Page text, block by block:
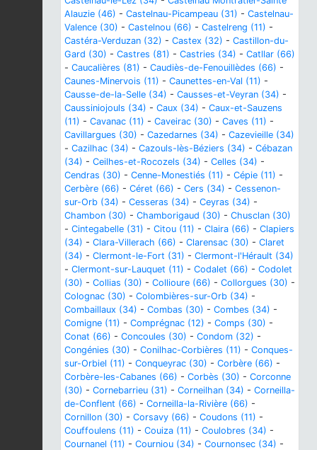
Alauzie (46) - Castelnau-Picampeau (31) - Castelnau-
Valence (30) - Castelnou (66) - Castelreng (11) -
Castéra-Verduzan (32) - Castex (32) - Castillon-du-
Gard (30) - Castres (81) - Castries (34) - Catllar (66)
- Caucalières (81) - Caudiès-de-Fenouillèdes (66) -
Caunes-Minervois (11) - Caunettes-en-Val (11) -
Causse-de-la-Selle (34) - Causses-et-Veyran (34) -
Caussiniojouls (34) - Caux (34) - Caux-et-Sauzens
(11) - Cavanac (11) - Caveirac (30) - Caves (11) -
Cavillargues (30) - Cazedarnes (34) - Cazevieille (34)
- Cazilhac (34) - Cazouls-lès-Béziers (34) - Cébazan
(34) - Ceilhes-et-Rocozels (34) - Celles (34) -
Cendras (30) - Cenne-Monestiés (11) - Cépie (11) -
Cerbère (66) - Céret (66) - Cers (34) - Cessenon-
sur-Orb (34) - Cesseras (34) - Ceyras (34) -
Chambon (30) - Chamborigaud (30) - Chusclan (30)
- Cintegabelle (31) - Citou (11) - Claira (66) - Clapiers
(34) - Clara-Villerach (66) - Clarensac (30) - Claret
(34) - Clermont-le-Fort (31) - Clermont-l'Hérault (34)
- Clermont-sur-Lauquet (11) - Codalet (66) - Codolet
(30) - Collias (30) - Collioure (66) - Collorgues (30) -
Colognac (30) - Colombières-sur-Orb (34) -
Combaillaux (34) - Combas (30) - Combes (34) -
Comigne (11) - Comprégnac (12) - Comps (30) -
Conat (66) - Concoules (30) - Condom (32) -
Congénies (30) - Conilhac-Corbières (11) - Conques-
sur-Orbiel (11) - Conqueyrac (30) - Corbère (66) -
Corbère-les-Cabanes (66) - Corbès (30) - Corconne
(30) - Cornebarrieu (31) - Corneilhan (34) - Corneilla-
de-Conflent (66) - Corneilla-la-Rivière (66) -
Cornillon (30) - Corsavy (66) - Coudons (11) -
Couffoulens (11) - Couiza (11) - Coulobres (34) -
Cournanel (11) - Courniou (34) - Cournonsec (34) -